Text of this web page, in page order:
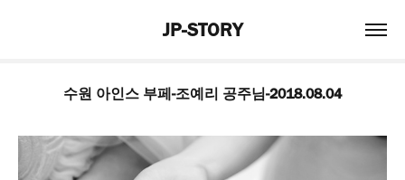
JP-STORY
수원 아인스 부페-조예리 공주님-2018.08.04